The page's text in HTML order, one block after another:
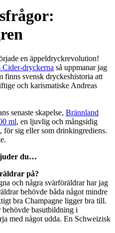
en äppeldryckrevolution!
Cider-dryckerna så uppmanar jag
finns svensk dryckeshistoria att
och karismatiske Andreas
senaste skapelse, Brännland
ml, en ljuvlig och mångsidig
sig eller som drinkingrediens.
du…
på?
och några svärföräldrar har jag
behövde båda något mindre
bra Champagne ligger bra till.
basutbildning i
med något udda. En Schweizisk